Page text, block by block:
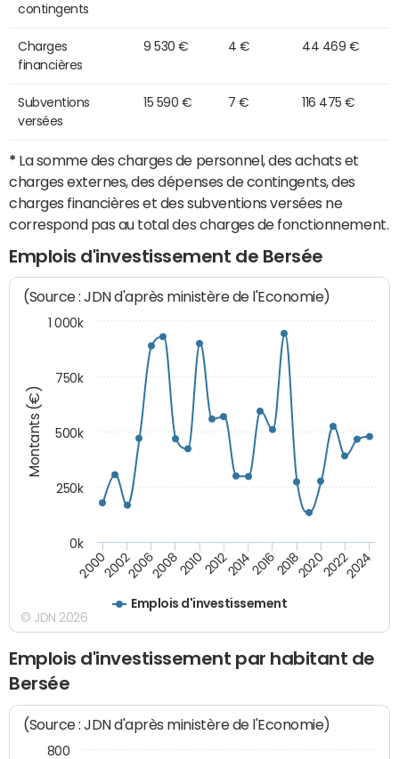
contingents
Charges
financières
9 530 € 4 € 44 469 €
Subventions
versées
15 590 € 7 € 116 475 €
* La somme des charges de personnel, des achats et
charges externes, des dépenses de contingents, des
charges financières et des subventions versées ne
correspond pas au total des charges de fonctionnement.
Emplois d'investissement de Bersée
Montants (€)
(Source : JDN d'après ministère de l'Economie)
Emplois d'investissement
200020022006200820102012201420162018202020222024
0k
250k
500k
750k
1 000k
© JDN 2026
Emplois d'investissement par habitant de
Bersée
(Source : JDN d'après ministère de l'Economie)
800